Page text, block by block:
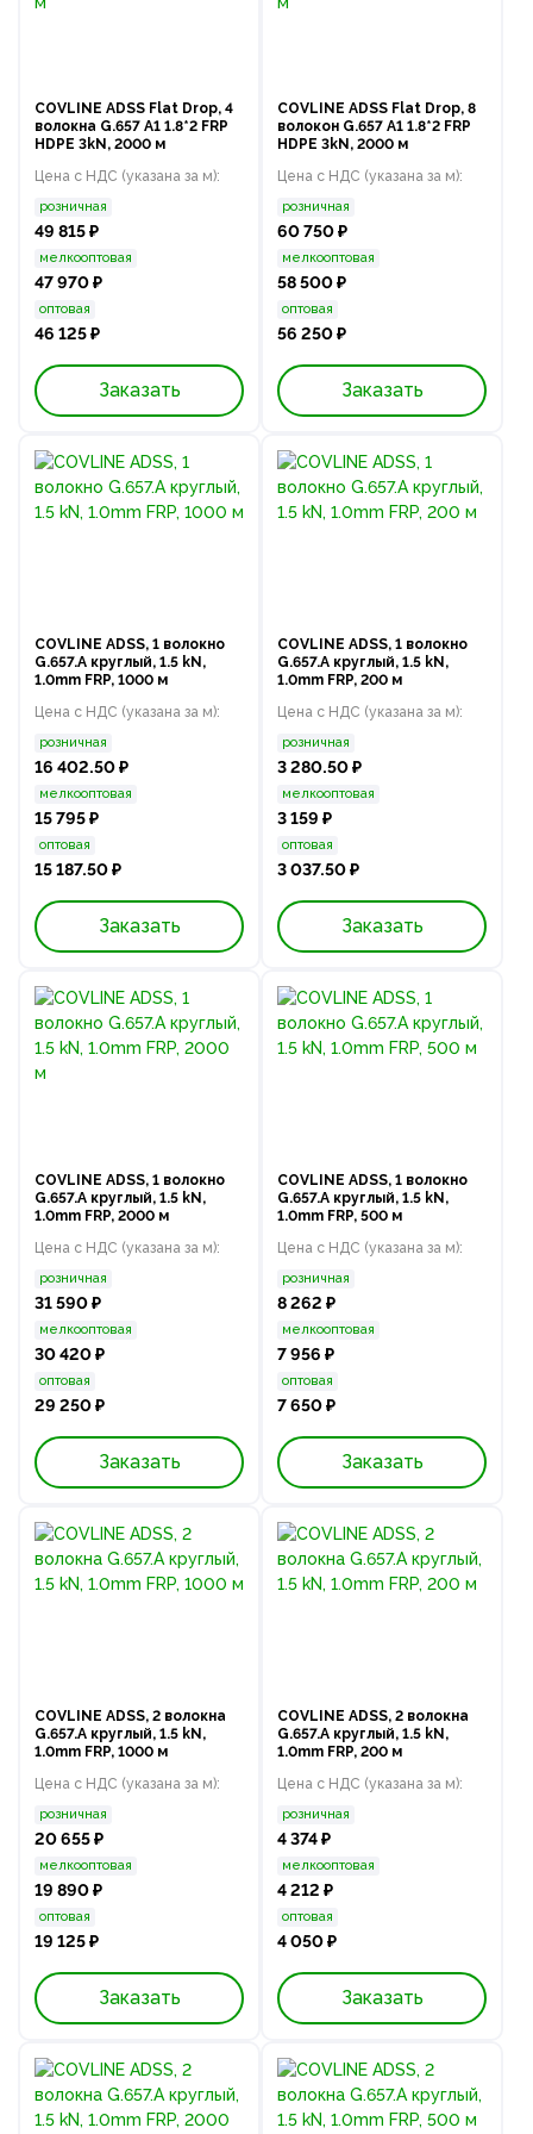
COVLINE ADSS Flat Drop, 4
волокна G.657 A1 1.8*2 FRP
HDPE 3kN, 2000 м
Цена с НДС (указана за м):
розничная
49 815 ₽
мелкооптовая
47 970 ₽
оптовая
46 125 ₽
Заказать
COVLINE ADSS Flat Drop, 8
волокон G.657 A1 1.8*2 FRP
HDPE 3kN, 2000 м
Цена с НДС (указана за м):
розничная
60 750 ₽
мелкооптовая
58 500 ₽
оптовая
56 250 ₽
Заказать
COVLINE ADSS, 1 волокно
G.657.A круглый, 1.5 kN,
1.0mm FRP, 1000 м
Цена с НДС (указана за м):
розничная
16 402.50 ₽
мелкооптовая
15 795 ₽
оптовая
15 187.50 ₽
Заказать
COVLINE ADSS, 1 волокно
G.657.A круглый, 1.5 kN,
1.0mm FRP, 200 м
Цена с НДС (указана за м):
розничная
3 280.50 ₽
мелкооптовая
3 159 ₽
оптовая
3 037.50 ₽
Заказать
COVLINE ADSS, 1 волокно
G.657.A круглый, 1.5 kN,
1.0mm FRP, 2000 м
Цена с НДС (указана за м):
розничная
31 590 ₽
мелкооптовая
30 420 ₽
оптовая
29 250 ₽
Заказать
COVLINE ADSS, 1 волокно
G.657.A круглый, 1.5 kN,
1.0mm FRP, 500 м
Цена с НДС (указана за м):
розничная
8 262 ₽
мелкооптовая
7 956 ₽
оптовая
7 650 ₽
Заказать
COVLINE ADSS, 2 волокна
G.657.A круглый, 1.5 kN,
1.0mm FRP, 1000 м
Цена с НДС (указана за м):
розничная
20 655 ₽
мелкооптовая
19 890 ₽
оптовая
19 125 ₽
Заказать
COVLINE ADSS, 2 волокна
G.657.A круглый, 1.5 kN,
1.0mm FRP, 200 м
Цена с НДС (указана за м):
розничная
4 374 ₽
мелкооптовая
4 212 ₽
оптовая
4 050 ₽
Заказать